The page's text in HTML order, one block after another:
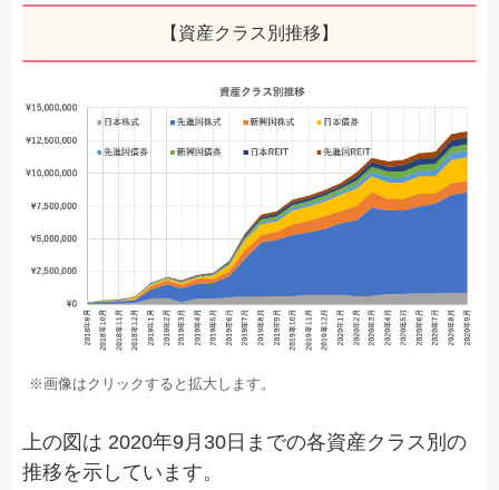
【資産クラス別推移】
※画像はクリックすると拡大します。
上の図は 2020年9月30日までの各資産クラス別の
推移を示しています。